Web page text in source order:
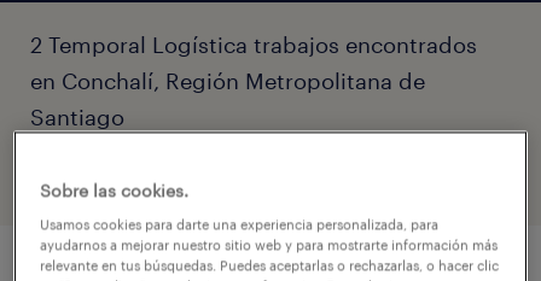
2 Temporal Logística trabajos encontrados
en Conchalí, Región Metropolitana de
Santiago
filtro 3
Sobre las cookies.
Usamos cookies para darte una experiencia personalizada, para
ayudarnos a mejorar nuestro sitio web y para mostrarte información más
relevante en tus búsquedas. Puedes aceptarlas o rechazarlas, o hacer clic